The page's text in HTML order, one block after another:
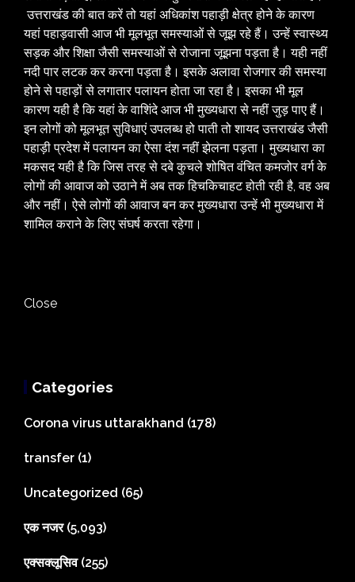
उत्तराखंड की बात करें तो यहां अधिकांश पहाड़ी क्षेत्र होने के कारण
यहां पहाड़वासी आज भी मूलभूत समस्याओं से जूझ रहे हैं। उन्हें स्वास्थ्य
सड़क और शिक्षा जैसी समस्याओं से रोजाना जूझना पड़ता है। यही नहीं
नदी पार लटक कर करना पड़ता है। इसके अलावा रोजगार की समस्या
होने से पहाड़ों से लगातार पलायन होता जा रहा है। इसका भी मूल
कारण यही है कि यहां के वाशिंदे आज भी मुख्यधारा से नहीं जुड़ पाए हैं।
इन लोगों को मूलभूत सुविधाएं उपलब्ध हो पाती तो शायद उत्तराखंड जैसी
पहाड़ी प्रदेश में पलायन का ऐसा दंश नहीं झेलना पड़ता। मुख्यधारा का
मकसद यही है कि जिस तरह से दबे कुचले शोषित वंचित कमजोर वर्ग के
लोगों की आवाज को उठाने में अब तक हिचकिचाहट होती रही है, वह अब
और नहीं। ऐसे लोगों की आवाज बन कर मुख्यधारा उन्हें भी मुख्यधारा में
शामिल कराने के लिए संघर्ष करता रहेगा।
Close
Categories
Corona virus uttarakhand (178)
transfer (1)
Uncategorized (65)
एक नजर(5,093)
एक्सक्लूसिव(255)